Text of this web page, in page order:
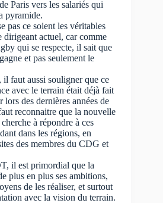
Paris vers les salariés qui
pyramide.
pas ce soient les véritables
dirigeant actuel, car comme
qui se respecte, il sait que
et pas seulement le
il faut aussi souligner que ce
avec le terrain était déjà fait
lors des dernières années de
reconnaitre que la nouvelle
à répondre à ces
dans les régions, en
des membres du CDG et
il est primordial que la
plus en plus ses ambitions,
de les réaliser, et surtout
avec la vision du terrain.